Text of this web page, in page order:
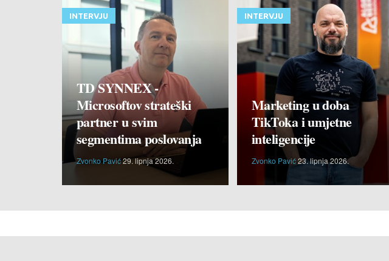
INTERVJU
TD SYNNEX -
Microsoftov strateški
partner u svim
segmentima poslovanja
Zvonko Pavić29. lipnja 2026.
INTERVJU
Marketing u doba
TikToka i umjetne
inteligencije
Zvonko Pavić23. lipnja 2026.